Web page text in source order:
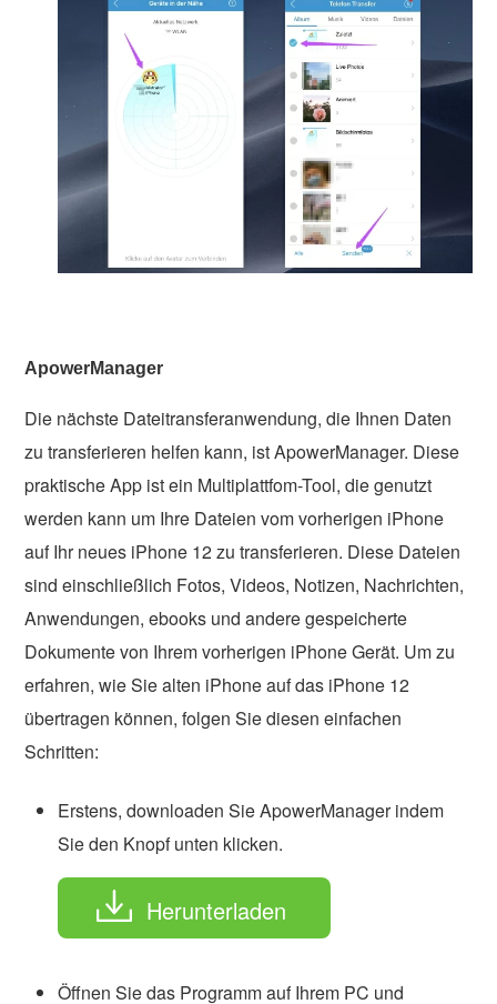
ApowerManager
Die nächste Dateitransferanwendung, die Ihnen Daten
zu transferieren helfen kann, ist ApowerManager. Diese
praktische App ist ein Multiplattfom-Tool, die genutzt
werden kann um Ihre Dateien vom vorherigen iPhone
auf Ihr neues iPhone 12 zu transferieren. Diese Dateien
sind einschließlich Fotos, Videos, Notizen, Nachrichten,
Anwendungen, ebooks und andere gespeicherte
Dokumente von Ihrem vorherigen iPhone Gerät. Um zu
erfahren, wie Sie alten iPhone auf das iPhone 12
übertragen können, folgen Sie diesen einfachen
Schritten:
Erstens, downloaden Sie ApowerManager indem
Sie den Knopf unten klicken.
Herunterladen
Öffnen Sie das Programm auf Ihrem PC und